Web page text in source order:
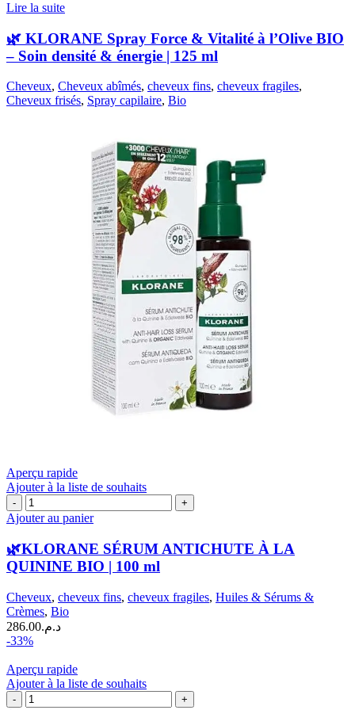
Lire la suite
🌿 KLORANE Spray Force & Vitalité à l’Olive BIO
– Soin densité & énergie | 125 ml
Cheveux, Cheveux abîmés, cheveux fins, cheveux fragiles,
Cheveux frisés, Spray capilaire, Bio
Aperçu rapide
Ajouter à la liste de souhaits
quantité
de
KLORANE
SÉRUM
ANTICHUTE
LA
QUININE
BIO
|
ml
Ajouter au panier
🌿KLORANE SÉRUM ANTICHUTE À LA
QUININE BIO | 100 ml
Cheveux, cheveux fins, cheveux fragiles, Huiles & Sérums &
Crèmes, Bio
د.م.286.00
-33%
Aperçu rapide
Ajouter à la liste de souhaits
quantité